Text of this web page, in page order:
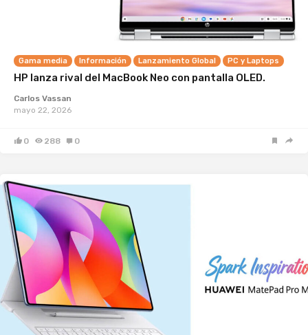
Gama media Información Lanzamiento Global PC y Laptops
HP lanza rival del MacBook Neo con pantalla OLED.
Carlos Vassan
mayo 22, 2026
0 288 0